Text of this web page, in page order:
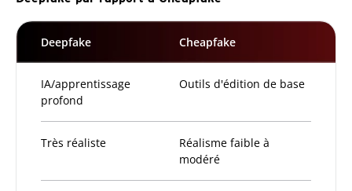
Deepfake Cheapfake
IA/apprentissage
profond
Outils d'édition de base
Très réaliste
Réalisme faible à
modéré